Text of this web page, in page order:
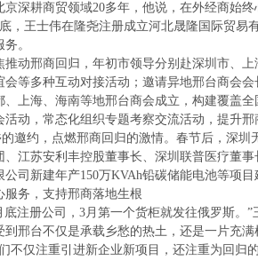
京深耕商贸领域20多年，他说，在外经商始
王士伟在隆尧注册成立河北晟隆国际贸易
。
邢商回归，年初市领导分别赴深圳市、上
会等多种互动对接活动；邀请异地邢台商会
、上海、海南等地邢台商会成立，构建覆盖
活动，常态化组织专题考察交流活动，提升邢
约，点燃邢商回归的激情。春节后，深圳
、江苏安利丰控股董事长、深圳联普医疗董
公司新建年产150万KVAh铅碳储能电池等项目
务，支持邢商落地生根
册公司，3月第一个货柜就发往俄罗斯。”
到邢台不仅是承载乡愁的热土，还是一片充满
仅注重引进新企业新项目，还注重为回归的